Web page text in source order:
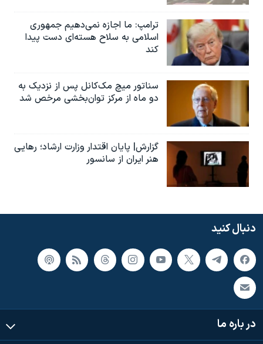
ترامپ: ما اجازه نمی‌دهیم جمهوری
اسلامی به سلاح هسته‌ای دست پیدا
کند
سناتور میچ مک‌کانل پس از نزدیک به
دو ماه از مرکز توان‌بخشی مرخص شد
گزارش| پایان اقتدار وزارت ارشاد؛ رهایی
هنر ایران از سانسور
دنبال کنید
در باره ما